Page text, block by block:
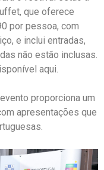
que oferece
por pessoa, com
e inclui entradas,
não estão inclusas.
aqui.
proporciona um
apresentações que